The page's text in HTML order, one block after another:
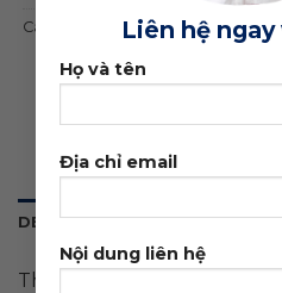
Liên hệ
Họ và tên
Địa chỉ email
Nội dung liên hệ
Category: Khác
DESCRIPTION
Theme wordpress trường